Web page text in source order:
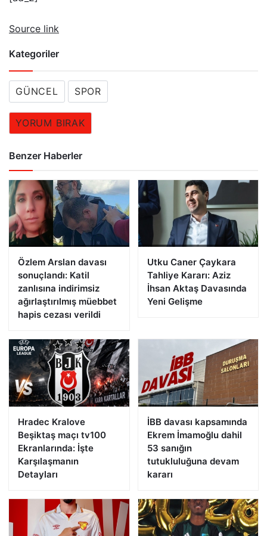
Source link
Kategoriler
GÜNCEL SPOR
YORUM BIRAK
Benzer Haberler
Özlem Arslan davası
sonuçlandı: Katil
zanlısına indirimsiz
ağırlaştırılmış müebbet
hapis cezası verildi
Utku Caner Çaykara
Tahliye Kararı: Aziz
İhsan Aktaş Davasında
Yeni Gelişme
Hradec Kralove
Beşiktaş maçı tv100
Ekranlarında: İşte
Karşılaşmanın
Detayları
İBB davası kapsamında
Ekrem İmamoğlu dahil
53 sanığın
tutukluluğuna devam
kararı